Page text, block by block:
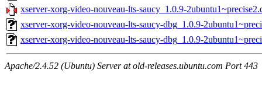
xserver-xorg-video-nouveau-lts-saucy_1.0.9-
xserver-xorg-video-nouveau-lts-saucy-dbg_1.0.9-
xserver-xorg-video-nouveau-lts-saucy-dbg_1.0.9-
Apache/2.4.52 (Ubuntu) Server at old-releases.ubuntu.com Port 443